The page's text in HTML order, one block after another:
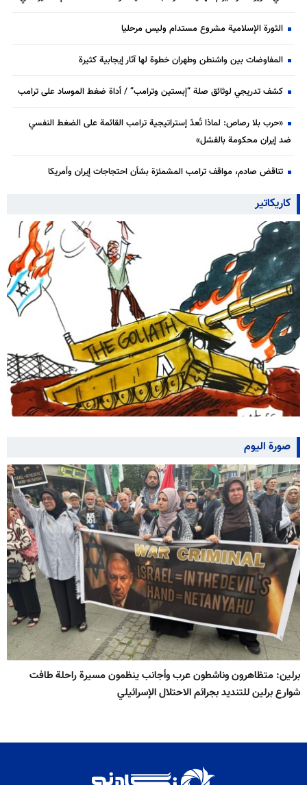
الثورة الإسلامية مشروع مستدام وليس مرحليا
المفاوضات بين واشنطن وطهران خطوة لها آثار إيجابية كثيرة
كشف تدريجي لوثائق صلة “إبستين وترامب” / أداة ضغط الموساد على ترامب
«حرب بلا رصاص: لماذا تُعدّ إستراتيجية ترامب القائمة على الضغط النفسي
ضد إيران محكومة بالفشل»
تناقض صادم، مواقف ترامب المشمئزة بشأن احتجاجات إيران وأمريكا
كاريكاتير
صورة اليوم
برلين: متظاهرون وناشطون عرب وأجانب ينظمون مسيرة راحلة طافت
شوارع برلين للتنديد بجرائم الاحتلال الإسرائيلي